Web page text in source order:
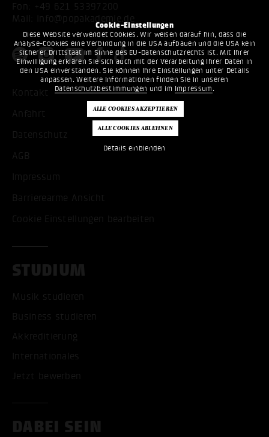
Cookie-Einstellungen
Diese Website verwendet Cookies. Wir weisen darauf hin, dass die
Analyse-Cookies eine Verbindung in die USA aufbauen und die USA kein
sicherer Drittstaat im Sinne des EU-Datenschutzrechts ist. Mit Ihrer
Einwilligung erklären Sie sich auch mit der Verarbeitung Ihrer Daten in
den USA einverstanden. Sie können Ihre Einstellungen unter Details
anpassen. Weitere Informationen finden Sie in unseren
Datenschutzbestimmungen und im Impressum .
Details einblenden
Fon:
+49 621 53397200
Mail:
info@popakademie.de
Kontakt
Anfahrt
Datenschutz
AGB
Impressum
Barrierearme Ansicht
Cookie Einstellungen bearbeiten
STUDIUM
Musik studieren
Business studieren
Akkreditierung
Internationales
Jetzt bewerben
DABEI SEIN